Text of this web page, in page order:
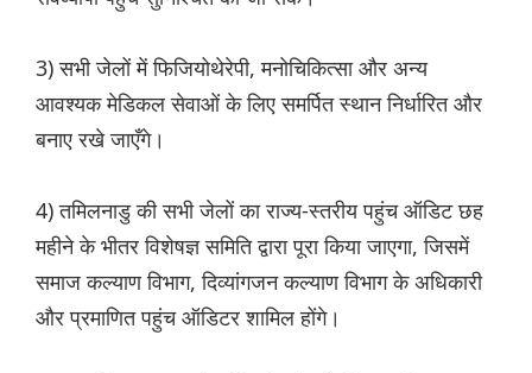
3) सभी जेलों में फिजियोथेरेपी, मनोचिकित्सा और अन्य
आवश्यक मेडिकल सेवाओं के लिए समर्पित स्थान निर्धारित और
बनाए रखे जाएँगे।
4) तमिलनाडु की सभी जेलों का राज्य-स्तरीय पहुंच ऑडिट छह
महीने के भीतर विशेषज्ञ समिति द्वारा पूरा किया जाएगा, जिसमें
समाज कल्याण विभाग, दिव्यांगजन कल्याण विभाग के अधिकारी
और प्रमाणित पहुंच ऑडिटर शामिल होंगे।